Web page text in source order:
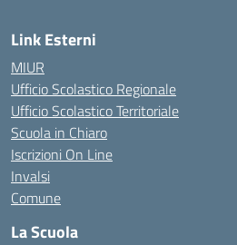
Link Esterni
MIUR
Ufficio Scolastico Regionale
Ufficio Scolastico Territoriale
Scuola in Chiaro
Iscrizioni On Line
Invalsi
Comune
La Scuola